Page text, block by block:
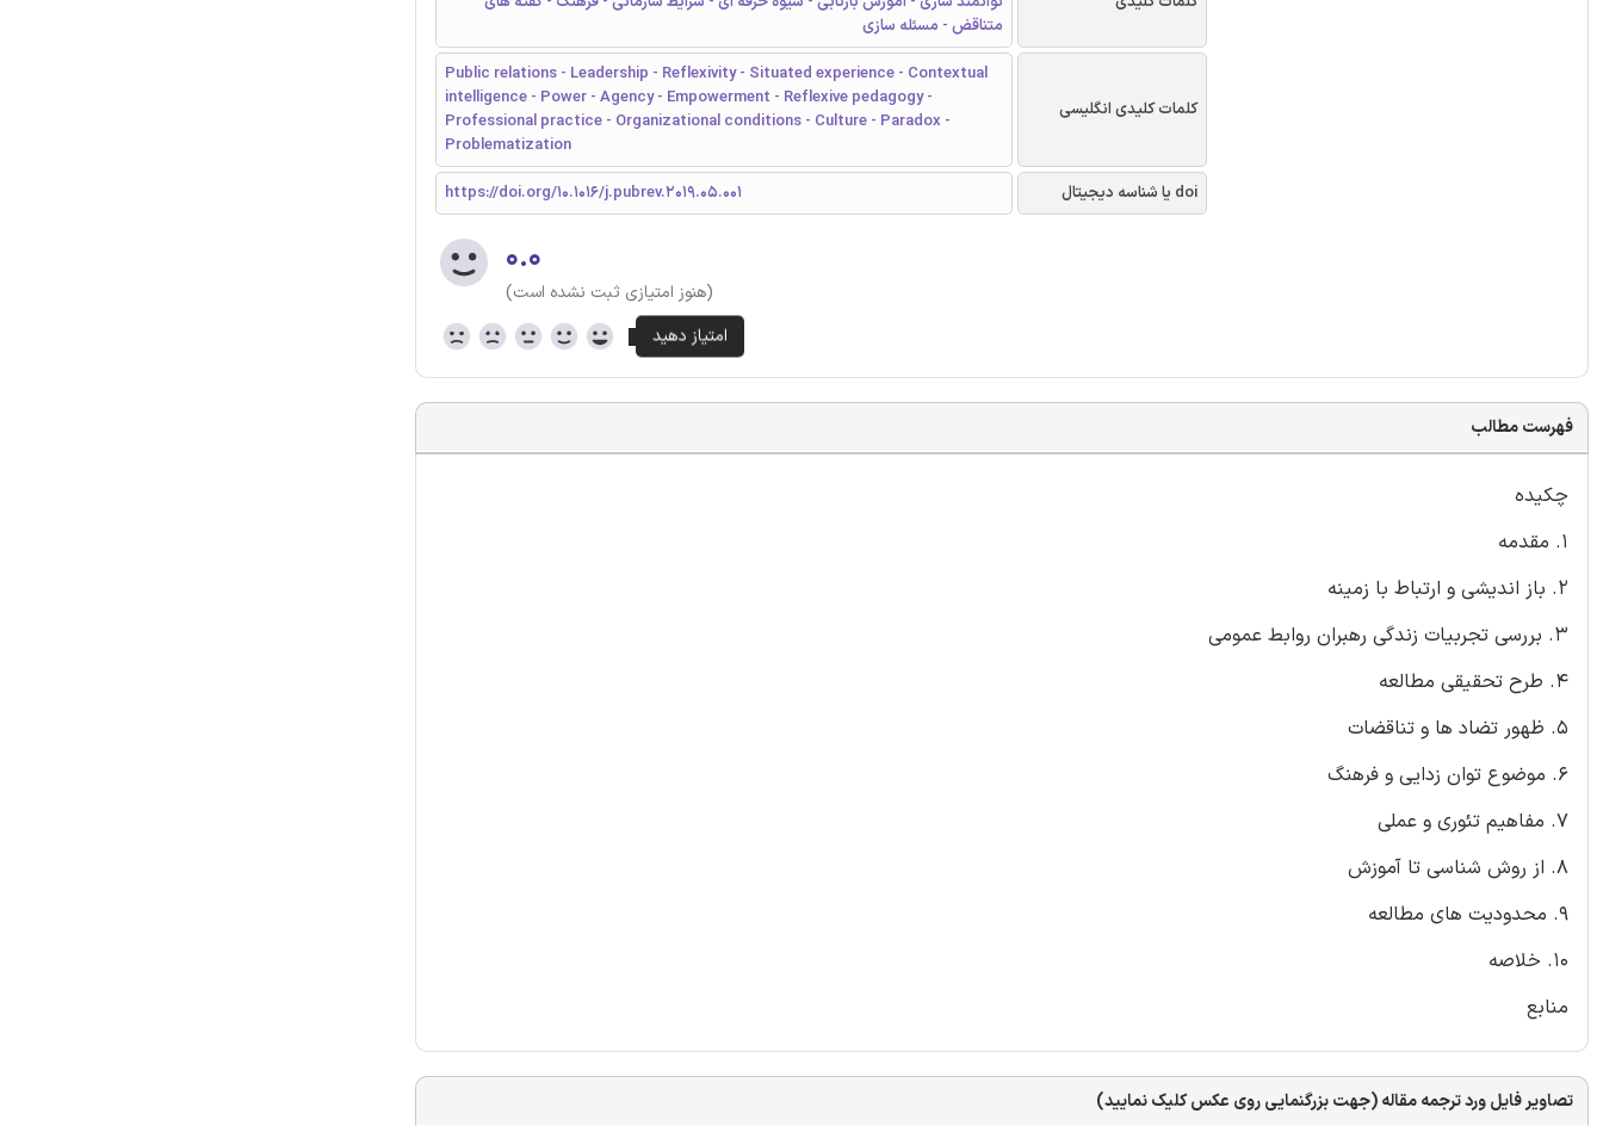
متناقض - مسئله سازی
کلمات کلیدی انگلیسی
Public relations - Leadership - Reflexivity - Situated experience - Contextual
intelligence - Power - Agency - Empowerment - Reflexive pedagogy -
Professional practice - Organizational conditions - Culture - Paradox -
Problematization
doi یا شناسه دیجیتال
https://doi.org/10.1016/j.pubrev.2019.05.001
۰.۰
(هنوز امتیازی ثبت نشده است)
فهرست مطالب
چکیده
1. مقدمه
2. باز اندیشی و ارتباط با زمینه
3. بررسی تجربیات زندگی رهبران روابط عمومی
4. طرح تحقیقی مطالعه
5. ظهور تضاد ها و تناقضات
6. موضوع توان زدایی و فرهنگ
7. مفاهیم تئوری و عملی
8. از روش شناسی تا آموزش
9. محدودیت های مطالعه
10. خلاصه
منابع
تصاویر فایل ورد ترجمه مقاله (جهت بزرگنمایی روی عکس کلیک نمایید)